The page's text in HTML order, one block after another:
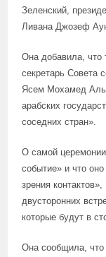
Зеленский,
Ливана Джозеф
Она добавила, что
секретарь Совета
Ясем Мохамед
арабских
соседних стран».
О самой
событие» и что
зрения
двусторонних
которые будут в
Она сообщила, что